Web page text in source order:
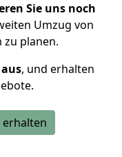
Sie uns noch
Umzug von
zu planen.
, und erhalten
erhalten